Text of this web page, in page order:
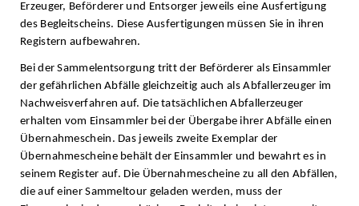
Erzeuger, Beförderer und Entsorger jeweils eine Ausfertigung
des Begleitscheins. Diese Ausfertigungen müssen Sie in ihren
Registern aufbewahren.
Bei der Sammelentsorgung tritt der Beförderer als Einsammler
der gefährlichen Abfälle gleichzeitig auch als Abfallerzeuger im
Nachweisverfahren auf. Die tatsächlichen Abfallerzeuger
erhalten vom Einsammler bei der Übergabe ihrer Abfälle einen
Übernahmeschein. Das jeweils zweite Exemplar der
Übernahmescheine behält der Einsammler und bewahrt es in
seinem Register auf. Die Übernahmescheine zu all den Abfällen,
die auf einer Sammeltour geladen werden, muss der